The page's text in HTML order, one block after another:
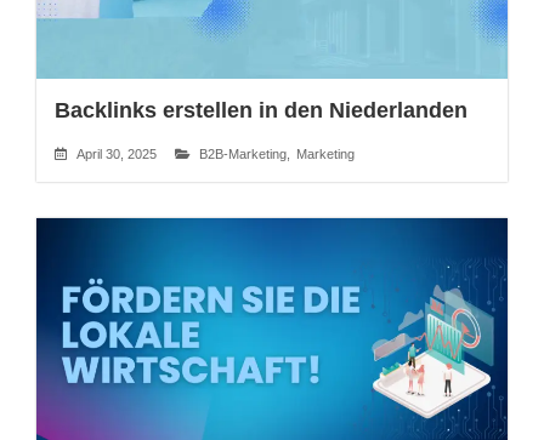
Backlinks erstellen in den Niederlanden
April 30, 2025 B2B-Marketing Marketing